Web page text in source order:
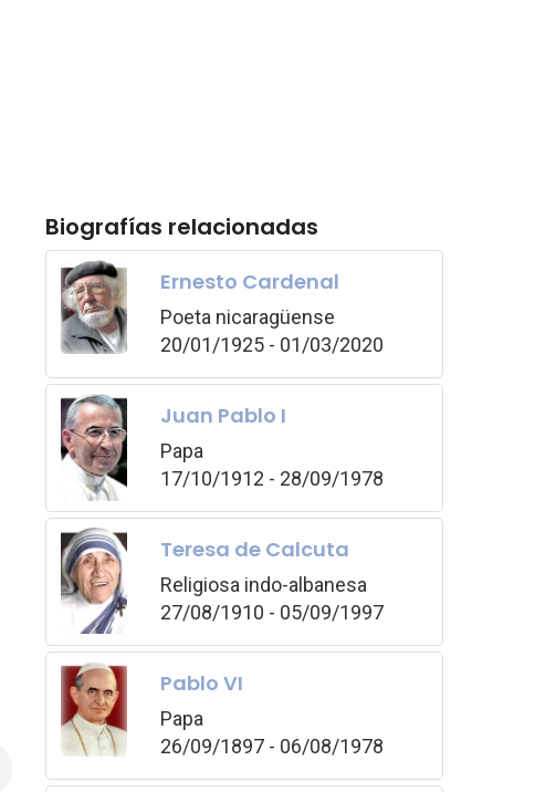
Biografías relacionadas
Ernesto Cardenal
Poeta nicaragüense
20/01/1925 - 01/03/2020
Juan Pablo I
Papa
17/10/1912 - 28/09/1978
Teresa de Calcuta
Religiosa indo-albanesa
27/08/1910 - 05/09/1997
Pablo VI
Papa
26/09/1897 - 06/08/1978